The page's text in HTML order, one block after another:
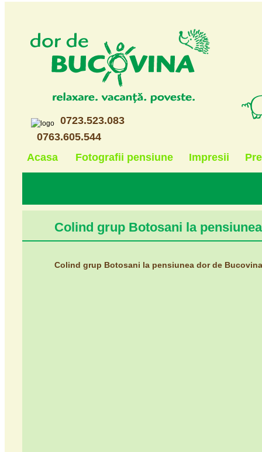
0723.523.083
0763.605.544
Acasa
Fotografii pensiune Impresii
Colind grup Botosani la
Colind grup Botosani la pensiunea dor de Bucovina